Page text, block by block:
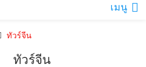
เมนู
ทัวร์จีน
ทัวร์จีน